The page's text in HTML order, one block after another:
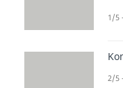
1/5
2/5